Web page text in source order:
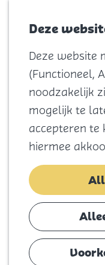
Deze
Deze website
(Functioneel,
noodzakelijk
mogelijk te
accepteren te
hiermee
Menu
Zoeken